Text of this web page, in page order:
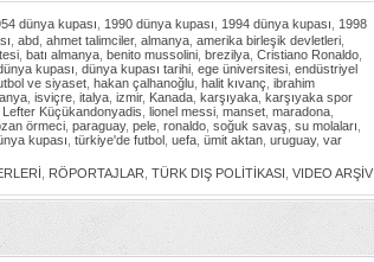
dünya kupası 1990 dünya kupası 1994 dünya kupası
1998
abd ahmet talimciler, almanya amerika birleşik devletleri
batı almanya benito mussolini brezilya Cristiano Ronaldo
kupası dünya kupası tarihi ege üniversitesi endüstriyel
ve siyaset hakan çalhanoğlu halit kıvanç ibrahim
isviçre italya izmir, Kanada karşıyaka karşıyaka spor
Lefter Küçükandonyadis lionel messi manset maradona
örmeci paraguay, pele ronaldo soğuk savaş su molaları
kupası türkiye'de futbol uefa ümit aktan uruguay, var
RÖPORTAJLAR TÜRK DIŞ POLİTİKASI VIDEO ARŞİV